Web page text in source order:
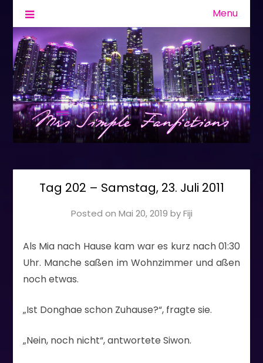
Mrs Simple
Fanfiction & Geschichten Menu
Tag 202 – Samstag, 23. Juli 2011
Posted on Mai 20, 2019 byFiji
Als Mia nach Hause kam war es kurz nach 01:30
Uhr. Manche saßen im Wohnzimmer und aßen
noch etwas.
„Ist Donghae schon Zuhause?“, fragte sie.
„Nein, noch nicht“, antwortete Siwon.